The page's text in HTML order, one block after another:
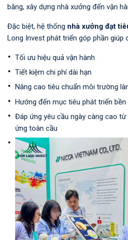
bằng, xây dựng nhà xưởng đến vận
Đặc biệt, hệ thống nhà xưởng đạt
Long Invest phát triển góp phần giúp
Tối ưu hiệu quả vận hành
Tiết kiệm chi phí dài hạn
Nâng cao tiêu chuẩn môi trường
Hướng đến mục tiêu phát triển bền
Đáp ứng yêu cầu ngày càng cao
ứng toàn cầu